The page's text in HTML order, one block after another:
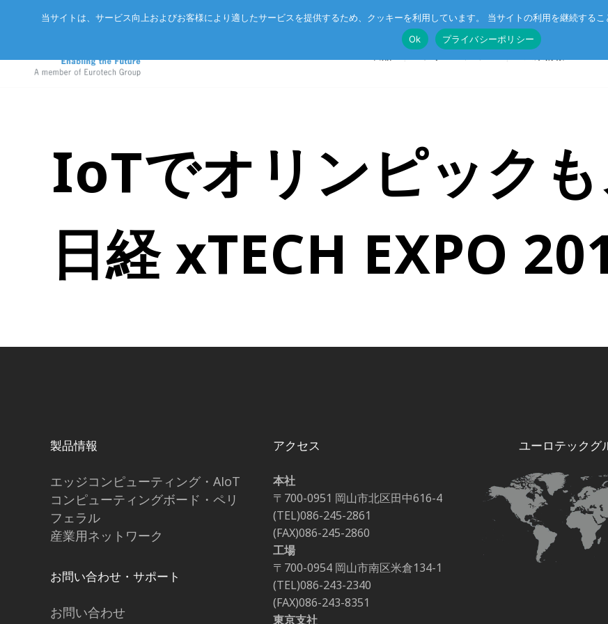
サーバー
エッジAIコンピュータ
エッジIoTゲートウェイ
LoRaWAN®対応IoTノード
EtherCAT®
CC-Link IE TSN
ARCNET
イーサネットスイッチ
System on Module (SoM)
CompactPCIボード
マザーボード
I/Oボード
受託開発
産業用ネットワーク
ラピッドプロトタイピング
アドバネットについて
会社概要
アクセス
リクルート
ニュース
イベント
総合カタログのダウンロード
IoTでオリンピック
日経 xTECH EXPO
製品情報
エッジコンピューティング・AIoT
コンピューティングボード・ペリ
フェラル
産業用ネットワーク
お問い合わせ・サポート
お問い合わせ
アクセス
本社
〒700-0951 岡山市北区田中616-4
(TEL)086-245-2861
(FAX)086-245-2860
工場
〒700-0954 岡山市南区米倉134-1
(TEL)086-243-2340
(FAX)086-243-8351
東京支社
ユーロテックグ
当サイトは、サービス向上およびお客様により適したサービスを提供するため、クッキーを利用しています。 当サイトの利用を継続する
Ok
プライバシーポリシー